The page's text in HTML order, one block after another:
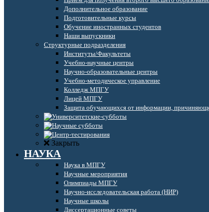
Дополнительное образование
Подготовительные курсы
Обучение иностранных студентов
Наши выпускники
Структурные подразделения
Институты/Факультеты
Учебно-научные центры
Научно-образовательные центры
Учебно-методическое управление
Колледж МПГУ
Лицей МПГУ
Защита обучающихся от информации,
Закрыть
НАУКА
Наука в МПГУ
Научные мероприятия
Олимпиады МПГУ
Научно-исследовательская работа (НИР)
Научные школы
Диссертационные советы